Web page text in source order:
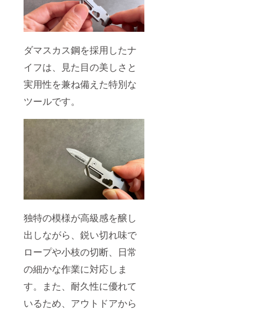
ダマスカス鋼を採用したナ
イフは、見た目の美しさと
実用性を兼ね備えた特別な
ツールです。
独特の模様が高級感を醸し
出しながら、鋭い切れ味で
ロープや小枝の切断、日常
の細かな作業に対応しま
す。また、耐久性に優れて
いるため、アウトドアから